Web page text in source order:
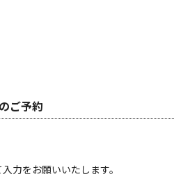
ご予約
力をお願いいたします。